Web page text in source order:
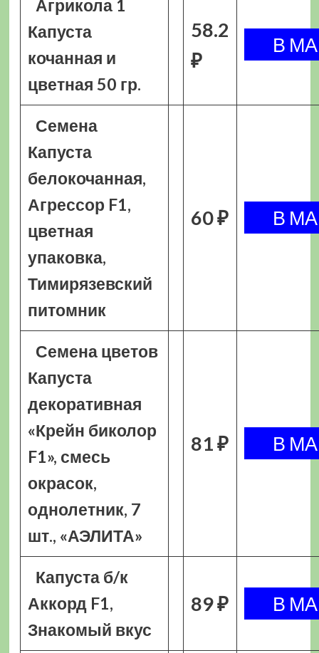
Агрикола 1
Капуста
кочанная и
цветная 50 гр.
58.2
₽
Семена
Капуста
белокочанная,
Агрессор F1,
цветная
упаковка,
Тимирязевский
питомник
60 ₽
Семена цветов
Капуста
декоративная
«Крейн биколор
F1», смесь
окрасок,
однолетник, 7
шт., «АЭЛИТА»
81 ₽
Капуста б/к
Аккорд F1,
Знакомый вкус
89 ₽